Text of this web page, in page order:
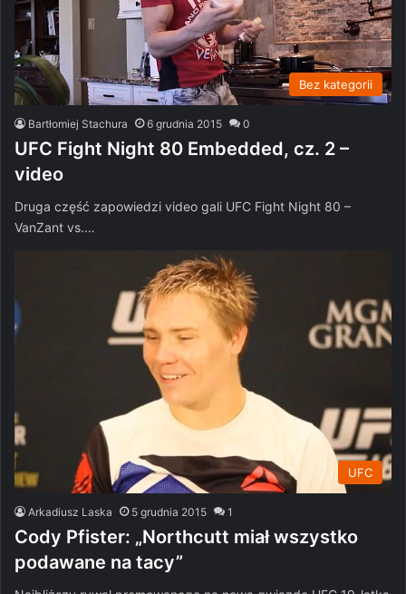
Bez kategorii
Bartłomiej Stachura 6 grudnia 2015 0
UFC Fight Night 80 Embedded, cz. 2 –
video
Druga część zapowiedzi video gali UFC Fight Night 80 –
VanZant vs.…
UFC
Arkadiusz Laska 5 grudnia 2015 1
Cody Pfister: „Northcutt miał wszystko
podawane na tacy”